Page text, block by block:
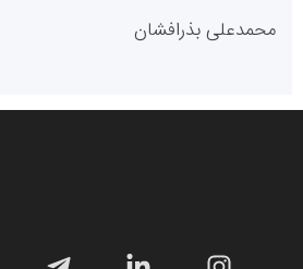
پایگاه خبری گفتمان یزد
محمدعلی بذرافشان